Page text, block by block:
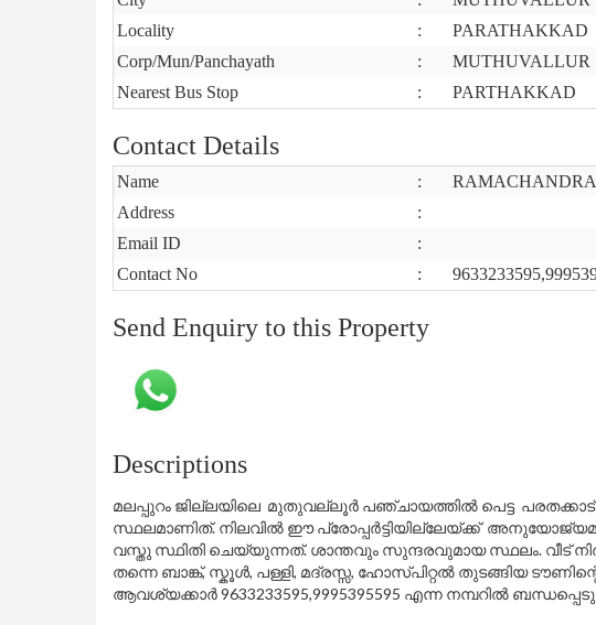
Locality
:
PARATHAKKAD
Corp/Mun/Panchayath
:
MUTHUVALLUR
Nearest Bus Stop
: PARTHAKKAD
Contact Details
Name :
Address
:
Email ID
:
Contact No
:
Send Enquiry to this Property
Descriptions
മലപ്പുറം ജില്ലയിലെ മുതുവല്ലൂർ പഞ്ചായത്തിൽ പെട്ട
സ്ഥലമാണിത്. നിലവിൽ ഈ പ്രോപ്പർട്ടിയില്ലേയ്ക്ക്
വസ്തു സ്ഥിതി ചെയ്യുന്നത്. ശാന്തവും സുന്ദരവുമായ സ്ഥലം. വീട്
തന്നെ ബാങ്ക്, സ്കൂൾ, പള്ളി, മദ്രസ്സ, ഹോസ്പിറ്റൽ തുടങ്ങിയ
ആവശ്യക്കാർ 9633233595,9995395595 എന്ന നമ്പറിൽ